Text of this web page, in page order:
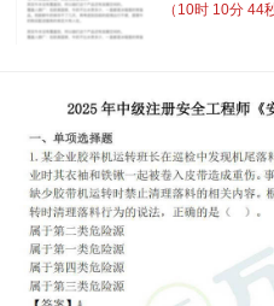
（ 10时 10分 44